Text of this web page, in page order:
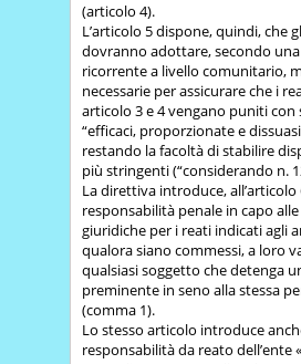
(articolo 4).
L’articolo 5 dispone, quindi, che
dovranno adottare, secondo
ricorrente a livello comunitario,
necessarie per assicurare che i
articolo 3 e 4 vengano puniti con
“efficaci, proporzionate e
restando la facoltà di stabilire
più stringenti (“considerando n.
La direttiva introduce, all’articolo
responsabilità penale in capo
giuridiche per i reati indicati agli
qualora siano commessi, a loro
qualsiasi soggetto che detenga
preminente in seno alla stessa
(comma 1).
Lo stesso articolo introduce
responsabilità da reato dell’ente